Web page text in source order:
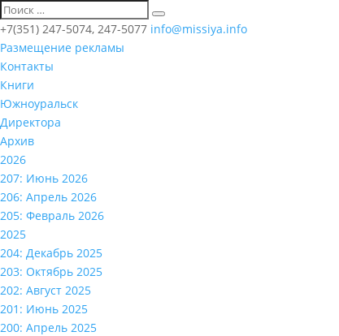
+7(351) 247-5074, 247-5077 info@missiya.info
Размещение рекламы
Контакты
Книги
Южноуральск
Директора
Архив
2026
207: Июнь 2026
206: Апрель 2026
205: Февраль 2026
2025
204: Декабрь 2025
203: Октябрь 2025
202: Август 2025
201: Июнь 2025
200: Апрель 2025